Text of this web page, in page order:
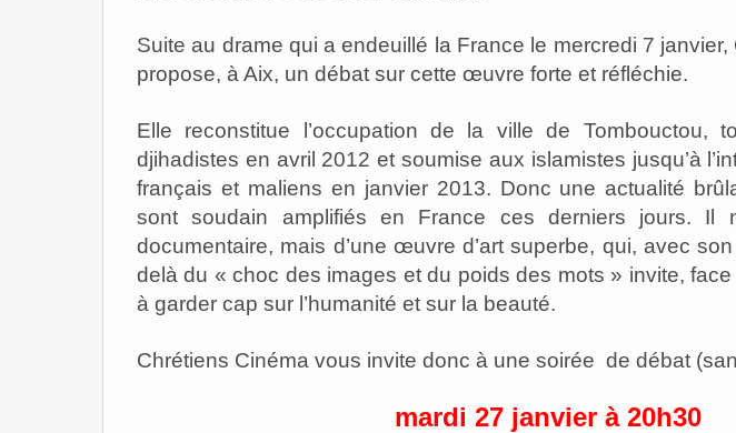
Suite au drame qui a endeuillé la France le mercredi 7
propose, à Aix, un débat sur cette œuvre forte et réfléchie.
Elle reconstitue l’occupation de la ville de Tombouctou,
djihadistes en avril 2012 et soumise aux islamistes jusqu’à
français et maliens en janvier 2013. Donc une actualité
sont soudain amplifiés en France ces derniers jours. Il
documentaire, mais d’une œuvre d’art superbe, qui, avec
delà du « choc des images et du poids des mots » invite,
à garder cap sur l’humanité et sur la beauté.
Chrétiens Cinéma vous invite donc à une soirée de débat
mardi 27 janvier à 20h30